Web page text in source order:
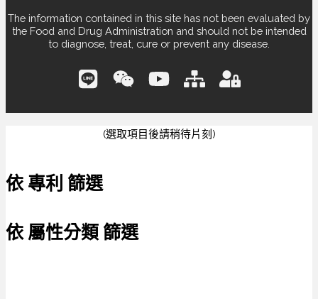
The information contained in this site has not been evaluated by
the Food and Drug Administration and should not be intended
to diagnose, treat, cure or prevent any disease.
(選取項目後請稍待片刻)
依 專利 篩選
依 屬性分類 篩選